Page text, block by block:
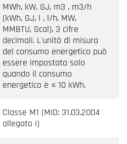
MWh, kW, GJ, m3 , m3/h
(kWh, GJ, l , l/h, MW,
MMBTU, Gcal), 3 cifre
decimali. L'unità di misura
del consumo energetico può
essere impostata solo
quando il consumo
energetico è ≤ 10 kWh.
Classe M1 (MID: 31.03.2004
allegato I)